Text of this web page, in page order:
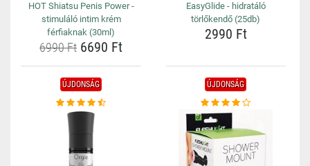
HOT Shiatsu Penis Power -
stimuláló intim krém
férfiaknak (30ml)
6990 Ft 6690 Ft
EasyGlide - hidratáló
törlőkendő (25db)
2990 Ft
ÚJDONSÁG ÚJDONSÁG